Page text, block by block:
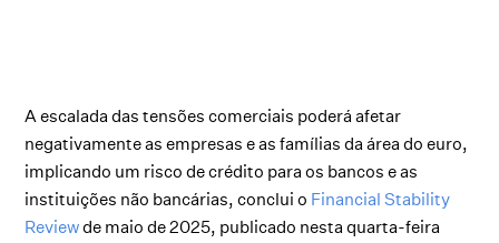
A escalada das tensões comerciais poderá afetar
negativamente as empresas e as famílias da área do euro,
implicando um risco de crédito para os bancos e as
instituições não bancárias, conclui o Financial Stability
Reviewde maio de 2025, publicado nesta quarta-feira